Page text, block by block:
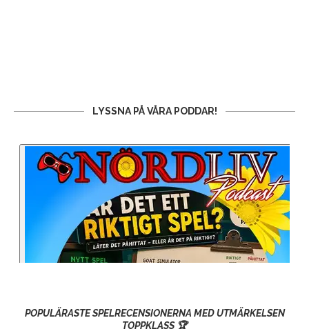
LYSSNA PÅ VÅRA PODDAR!
POPULÄRASTE SPELRECENSIONERNA MED UTMÄRKELSEN
TOPPKLASS 🏆